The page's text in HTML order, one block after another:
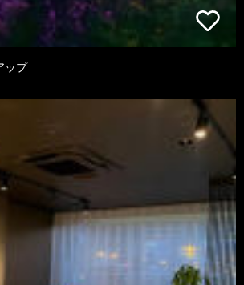
ップ